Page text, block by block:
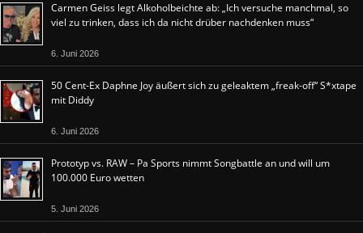
Carmen Geiss legt Alkoholbeichte ab: „Ich versuche manchmal, so
viel zu trinken, dass ich da nicht drüber nachdenken muss“
6. Juni 2026
50 Cent-Ex Daphne Joy äußert sich zu geleaktem „freak-off“ S*xtape
mit Diddy
6. Juni 2026
Prototyp vs. RAW – Pa Sports nimmt Songbattle an und will um
100.000 Euro wetten
5. Juni 2026